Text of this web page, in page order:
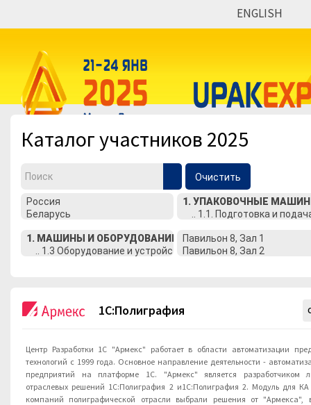
ENGLISH
Каталог участников 2025
Очистить
1C:Полиграфия
Центр Разработки 1С "Армекс" работает в области автоматизации
технологий с 1999 года. Основное направление деятельности -
предприятий на платформе 1С. "Армекс" является разработчиком
отраслевых решений 1С:Полиграфия 2 и1С:Полиграфия 2. Модуль для КА
компаний полиграфической отрасли выбрали решения от "Армекса",
Мероприятия
Организации